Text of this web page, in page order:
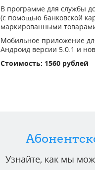
В программе для службы
(с помощью банковской
маркированными
Мобильное приложение
Андроид версии 5.0.1 и
Стоимость: 1560 рублей
Узнайте, как мы